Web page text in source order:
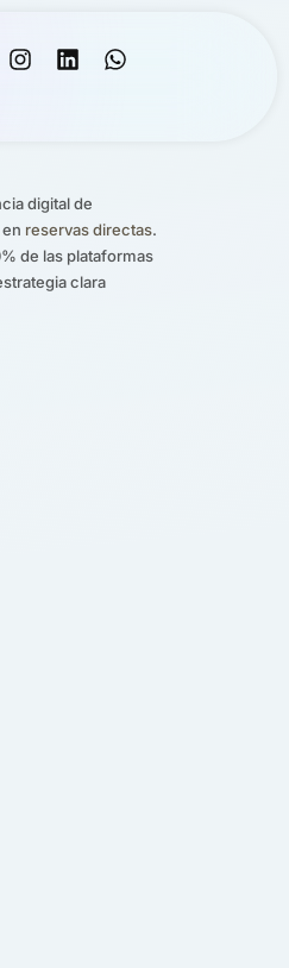
digital de
reservas directas.
de las plataformas
clara